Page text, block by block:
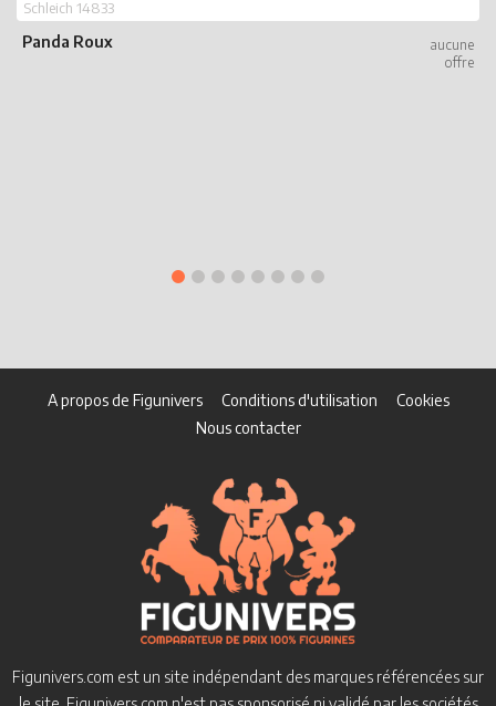
Panda Roux
Schleich 14833
A propos de Figunivers Conditions d'utilisation
Cookies
Nous contacter
Figunivers.com est un site indépendant des marques référencées sur